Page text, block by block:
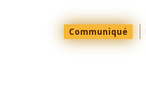
Menu
Top
Communiqué